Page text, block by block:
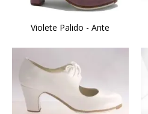
Violete Palido - Ante